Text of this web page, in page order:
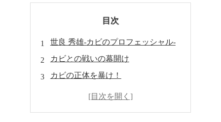
目次
世良 秀雄-カビのプロフェッシャル-
カビとの戦いの幕開け
カビの正体を暴け！
カビ退治の準備体操